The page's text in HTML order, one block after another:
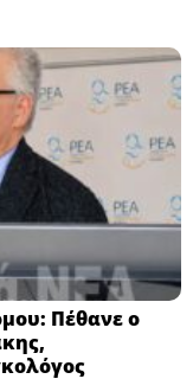
Πέθανε ο